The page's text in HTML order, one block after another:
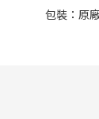
包裝：原